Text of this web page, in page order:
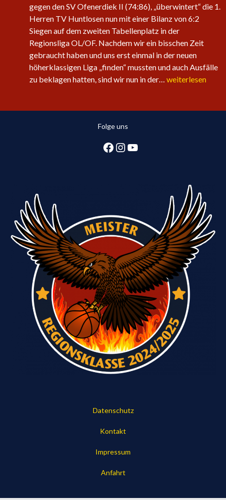
Fahrt
auf
gegen den SV Ofenerdiek II (74:86), „überwintert“ die 1.
Herren TV Huntlosen nun mit einer Bilanz von 6:2
Siegen auf dem zweiten Tabellenplatz in der
Regionsliga OL/OF. Nachdem wir ein bisschen Zeit
gebraucht haben und uns erst einmal in der neuen
höherklassigen Liga „finden“ mussten und auch Ausfälle
zu beklagen hatten, sind wir nun in der… Sechster
sichert
2.
Tabellenplatz
in
Regionsliga
weiterlesen
Folge uns
Facebook
Instagram
YouTube
Datenschutz
Kontakt
Impressum
Anfahrt